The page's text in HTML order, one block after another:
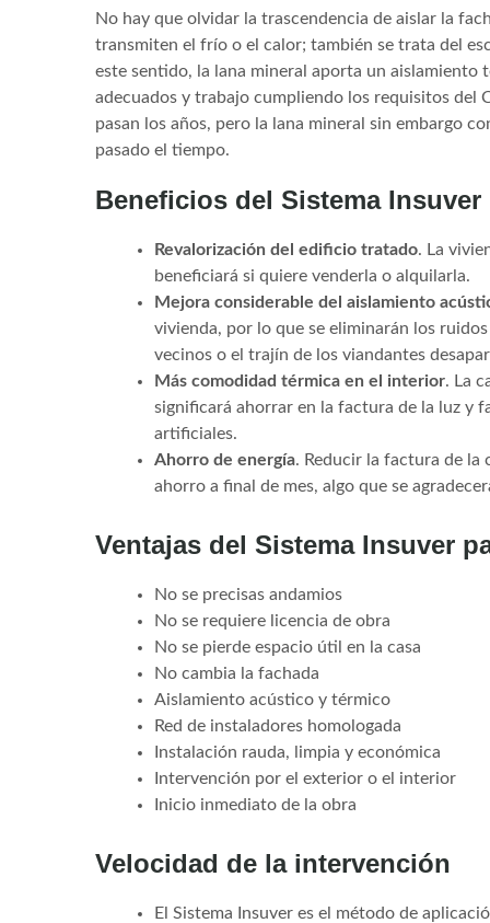
No hay que olvidar la trascendencia de aislar la
transmiten el frío o el calor; también se trata del
este sentido, la lana mineral aporta un aislamiento
adecuados y trabajo cumpliendo los requisitos del
pasan los años, pero la lana mineral sin embargo
pasado el tiempo.
Beneficios del Sistema Insuver
Revalorización del edificio tratado. La
beneficiará si quiere venderla o alquilarla.
Mejora considerable del aislamiento
vivienda, por lo que se eliminarán los
vecinos o el trajín de los viandantes
Más comodidad térmica en el interior. La
significará ahorrar en la factura de la luz y
artificiales.
Ahorro de energía. Reducir la factura de
ahorro a final de mes, algo que se
Ventajas del Sistema Insuver
No se precisas andamios
No se requiere licencia de obra
No se pierde espacio útil en la casa
No cambia la fachada
Aislamiento acústico y térmico
Red de instaladores homologada
Instalación rauda, limpia y económica
Intervención por el exterior o el interior
Inicio inmediato de la obra
Velocidad de la intervención
El Sistema Insuver es el método de